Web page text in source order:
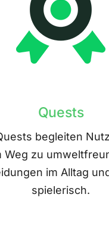
Quests
begleiten
Weg zu
im Alltag
spielerisch.